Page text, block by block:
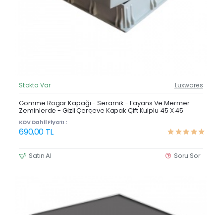
Güncel Fiyat
Çok Satan
Stokta Var Luxwares
Gömme Rögar Kapağı - Seramik - Fayans Ve Mermer
Zeminlerde - Gizli Çerçeve Kapak Çift Kulplu 45 X 45
KDV Dahil Fiyatı :
690,00 TL
Satın Al Soru Sor